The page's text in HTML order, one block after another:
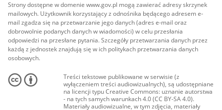
Strony dostępne w domenie www.gov.pl mogą zawierać adresy skrzynek
mailowych. Użytkownik korzystający z odnośnika będącego adresem e-
mail zgadza się na przetwarzanie jego danych (adres e-mail oraz
dobrowolnie podanych danych w wiadomości) w celu przesłania
odpowiedzi na przesłane pytania. Szczegóły przetwarzania danych przez
każdą z jednostek znajdują się w ich politykach przetwarzania danych
osobowych.
Treści tekstowe publikowane w serwisie (z
wyłączeniem treści audiowizualnych), są udostępniane
na licencji typu Creative Commons: uznanie autorstwa
- na tych samych warunkach 4.0 (CC BY-SA 4.0).
Materiały audiowizualne, w tym zdjęcia, materiały